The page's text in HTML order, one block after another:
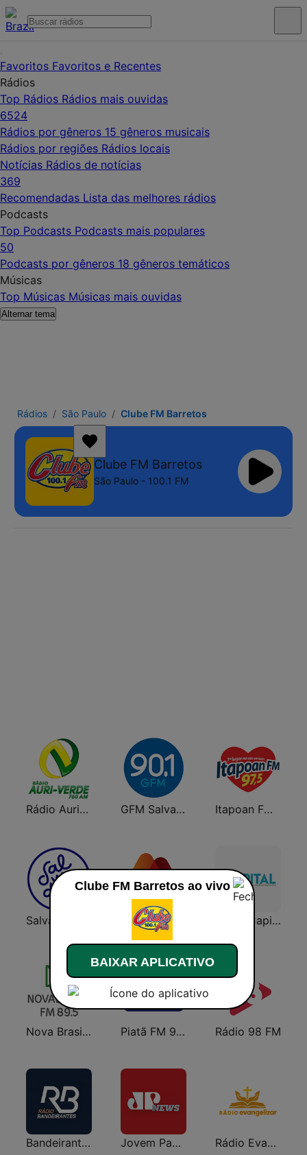
Favoritos Favoritos e Recentes
Rádios
Top Rádios Rádios mais ouvidas
6524
Rádios por gêneros 15 gêneros musicais
Rádios por regiões Rádios locais
Notícias Rádios de notícias
369
Recomendadas Lista das melhores rádios
Podcasts
Top Podcasts Podcasts mais populares
50
Podcasts por gêneros 18 gêneros temáticos
Músicas
Top Músicas Músicas mais ouvidas
Alternar tema
Rádios São Paulo Clube FM Barretos
Clube FM Barretos
São Paulo - 100.1 FM
Rádio Auriverde 760 AM GFM Salvador Itapoan FM 97.5
Salvador FM Radio Capital
Nova Brasil 89.5 RJ Piatã FM 94.3 Rádio 98 FM
Bandeirantes Campinas Jovem Pan News Rádio Evangelizar 99.5 FM
Clube FM Barretos ao vivo
BAIXAR APLICATIVO